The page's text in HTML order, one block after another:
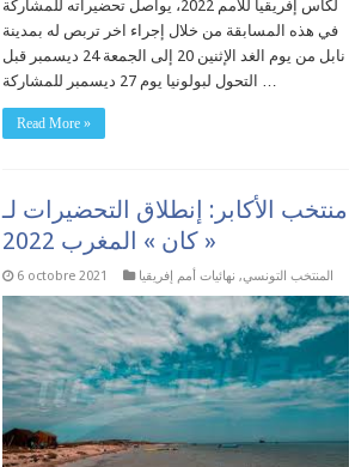
لكأس إفريقيا للأمم 2022، يواصل تحضيراته للمشاركة
في هذه المسابقة من خلال إجراء اخر تربص له بمدينة
نابل من يوم الغد الإثنين 20 إلى الجمعة 24 ديسمبر قبل
التحول لبولونيا يوم 27 ديسمبر للمشاركة …
Read More »
منتخب الأكابر: إنطلاق التحضيرات لـ
« كان » المغرب 2022
6 octobre 2021 المنتخب التونسي, نهائيات أمم إفريقيا